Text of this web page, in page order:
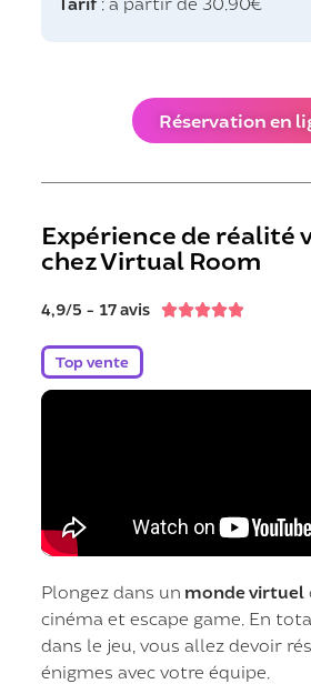
Réservation en
Expérience de réalité
chez Virtual Room
4,9/5 - 17 avis 
Top vente
Plongez dans un monde virtuel
cinéma et escape game. En
dans le jeu, vous allez devoir
énigmes avec votre équipe.